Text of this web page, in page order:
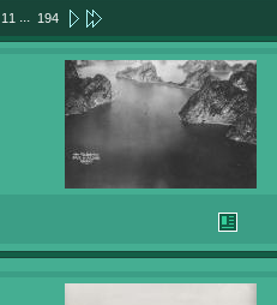
11 ... 194